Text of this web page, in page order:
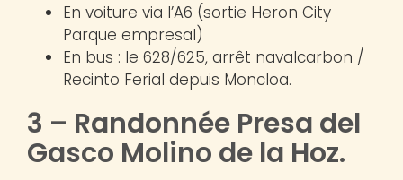
En voiture via l’A6 (sortie Heron City
Parque empresal)
En bus : le 628/625, arrêt navalcarbon /
Recinto Ferial depuis Moncloa.
3 – Randonnée Presa del
Gasco Molino de la Hoz.